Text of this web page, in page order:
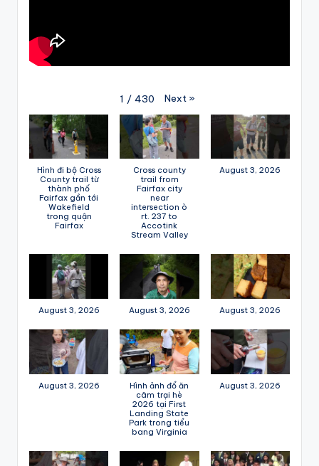
1 / 430 Next »
Hình đi bộ Cross
County trail từ
thành phố
Fairfax gần tới
Wakefield
trong quận
Fairfax
Cross county
trail from
Fairfax city
near
intersection ò
rt. 237 to
Accotink
Stream Valley
August 3, 2026
August 3, 2026 August 3, 2026 August 3, 2026
August 3, 2026
Hình ảnh đổ ăn
câm trại hè
2026 tại First
Landing State
Park trong tiểu
bang Virginia
August 3, 2026